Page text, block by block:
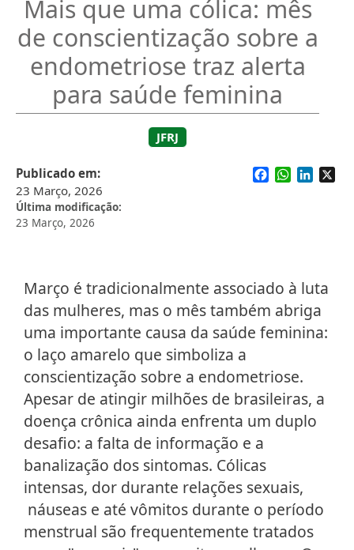
Mais que uma cólica: mês
de conscientização sobre a
endometriose traz alerta
para saúde feminina
JFRJ
Publicado em
23 Março, 2026
Última modificação
23 Março, 2026
Facebook
WhatsApp
Março é tradicionalmente associado à luta
das mulheres, mas o mês também abriga
uma importante causa da saúde feminina:
o laço amarelo que simboliza a
conscientização sobre a endometriose.
Apesar de atingir milhões de brasileiras, a
doença crônica ainda enfrenta um duplo
desafio: a falta de informação e a
banalização dos sintomas. Cólicas
intensas, dor durante relações sexuais,
náuseas e até vômitos durante o período
menstrual são frequentemente tratados